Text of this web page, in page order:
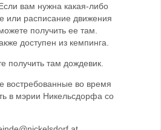
вам нужна какая-либо
или расписание движения
получить ее там.
доступен из кемпинга.
получить там дождевик.
востребованные во время
в мэрии Никельсдорфа со